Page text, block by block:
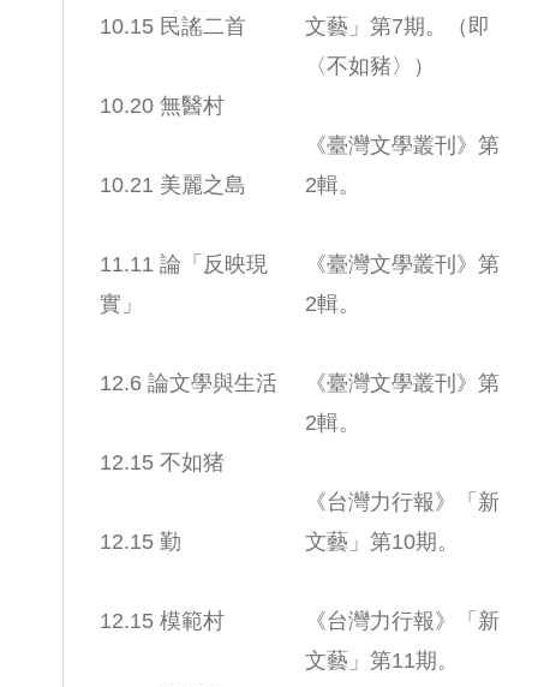
10.15 民謠二首
10.20 無醫村
10.21 美麗之島
11.11 論「反映現
實」
12.6 論文學與生活
12.15 不如猪
12.15 勤
12.15 模範村
文藝」第7期。（即
〈不如豬〉）
《臺灣文學叢刊》第
2輯。
《臺灣文學叢刊》第
2輯。
《臺灣文學叢刊》第
2輯。
《台灣力行報》「新
文藝」第10期。
《台灣力行報》「新
文藝」第11期。